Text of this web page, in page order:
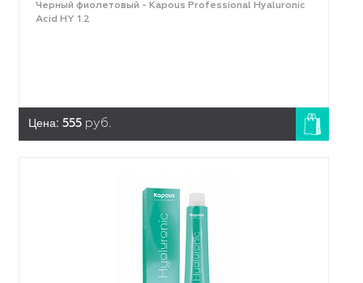
Черный фиолетовый - Kapous Professional Hyaluronic
Acid HY 1.2
Цена: 555 руб.